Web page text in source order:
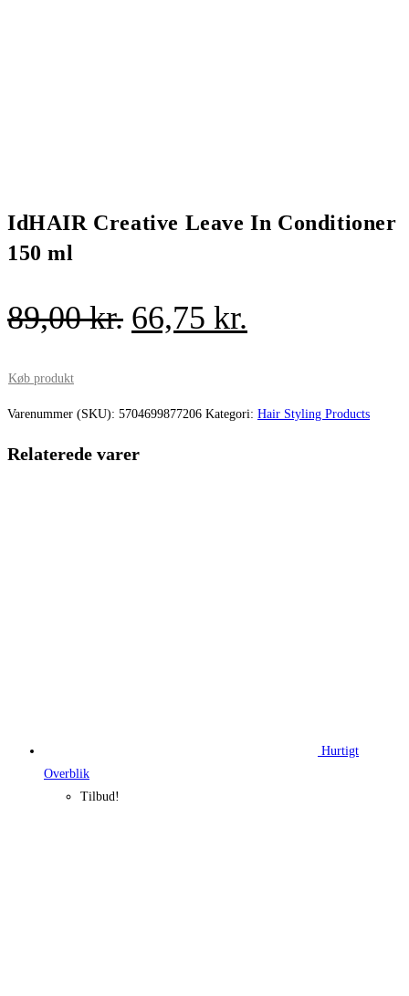
IdHAIR Creative Leave In Conditioner
150 ml
89,00kr. Den
var:
89,00 kr..
66,75 kr.
er:
Køb produkt
Varenummer (SKU): 5704699877206 Kategori: Hair Styling Products
Relaterede varer
Hurtigt
Overblik
Tilbud!